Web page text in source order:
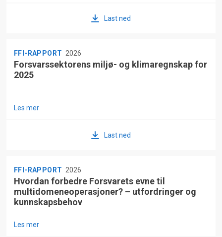
Last ned
FFI-RAPPORT 2026
Forsvarssektorens miljø- og klimaregnskap for
2025
Les mer
Last ned
FFI-RAPPORT 2026
Hvordan forbedre Forsvarets evne til
multidomeneoperasjoner? – utfordringer og
kunnskapsbehov
Les mer